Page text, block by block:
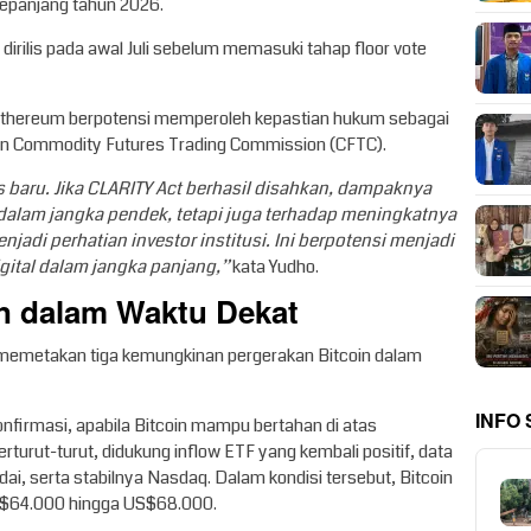
pada awal Juli sebelum memasuki tahap floor vote
berpotensi memperoleh kepastian hukum sebagai
Futures Trading Commission (CFTC).
Jika CLARITY Act berhasil disahkan, dampaknya
jangka pendek, tetapi juga terhadap meningkatnya
perhatian investor institusi. Ini berpotensi menjadi
dalam jangka panjang,”kata Yudho.
Waktu Dekat
tiga kemungkinan pergerakan Bitcoin dalam
apabila Bitcoin mampu bertahan di atas
turut, didukung inflow ETF yang kembali positif, data
serta stabilnya Nasdaq. Dalam kondisi tersebut, Bitcoin
hingga US$68.000.
INFO